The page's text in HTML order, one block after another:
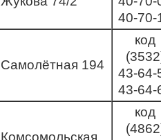
40-70-
Самолётная 194
код
43-64-
43-64-
Комсомольская
код